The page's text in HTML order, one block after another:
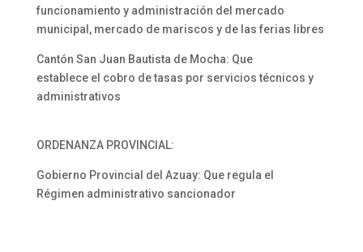
funcionamiento y administración del mercado
municipal, mercado de mariscos y de las ferias libres
Cantón San Juan Bautista de Mocha: Que
establece el cobro de tasas por servicios técnicos y
administrativos
ORDENANZA PROVINCIAL:
Gobierno Provincial del Azuay: Que regula el
Régimen administrativo sancionador